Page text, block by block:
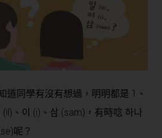
道同學有沒有想過，明明都是 1、
、이 (i)、삼 (sam)，有時唸 하나
呢？